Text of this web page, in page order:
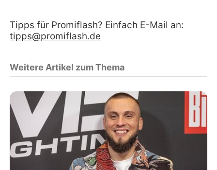
Tipps für Promiflash? Einfach E-Mail an:
tipps@promiflash.de
Weitere Artikel zum Thema